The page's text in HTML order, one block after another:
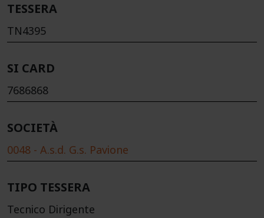
TESSERA
TN4395
SI CARD
7686868
SOCIETÀ
0048 - A.s.d. G.s. Pavione
TIPO TESSERA
Tecnico Dirigente